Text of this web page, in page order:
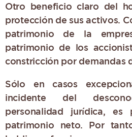
Otro beneficio claro del
protección de sus activos.
patrimonio de la
patrimonio de los
constricción por demandas
Sólo en casos
incidente del
personalidad jurídica, es
patrimonio neto. Por